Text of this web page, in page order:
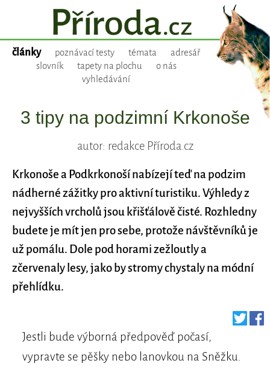
články poznávací testy témata
adresář
slovník
tapety na plochu
o nás
vyhledávání
3 tipy na podzimní Krkonoše
autor: redakce Příroda.cz
Krkonoše a Podkrkonoší nabízejí teď na podzim
nádherné zážitky pro aktivní turistiku. Výhledy z
nejvyšších vrcholů jsou křišťálově čisté. Rozhledny
budete je mít jen pro sebe, protože návštěvníků je
už pomálu. Dole pod horami zežloutly a
zčervenaly lesy, jako by stromy chystaly na módní
přehlídku.
Jestli bude výborná předpověď počasí,
vypravte se pěšky nebo lanovkou na Sněžku.